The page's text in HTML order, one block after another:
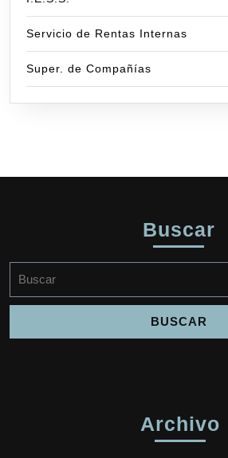
operadores
de
ZEDES
Servicio de Rentas Internas
Super. de Compañías
Buscar
Archivo